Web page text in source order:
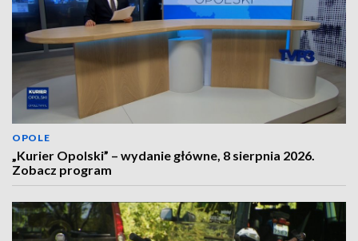
OPOLE
„Kurier Opolski” – wydanie główne, 8 sierpnia 2026.
Zobacz program